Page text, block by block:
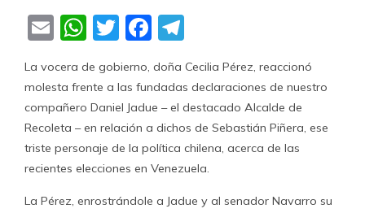
EmailWhatsApp
TwitterFacebook
La vocera de gobierno, doña Cecilia Pérez, reaccionó
molesta frente a las fundadas declaraciones de nuestro
compañero Daniel Jadue – el destacado Alcalde de
Recoleta – en relación a dichos de Sebastián Piñera, ese
triste personaje de la política chilena, acerca de las
recientes elecciones en Venezuela.
La Pérez, enrostrándole a Jadue y al senador Navarro su